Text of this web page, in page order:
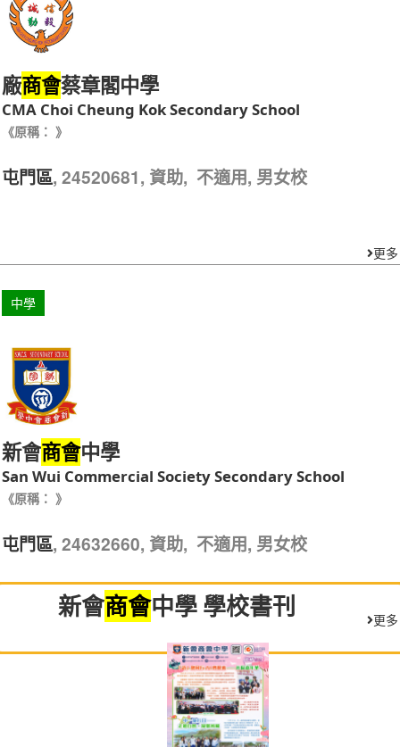
廠商會蔡章閣中學
CMA Choi Cheung Kok Secondary School
《原稱： 》
屯門區, 24520681, 資助, 不適用, 男女校
更多
中學
新會商會中學
San Wui Commercial Society Secondary School
《原稱： 》
屯門區, 24632660, 資助, 不適用, 男女校
更多
新會商會中學 學校書刊